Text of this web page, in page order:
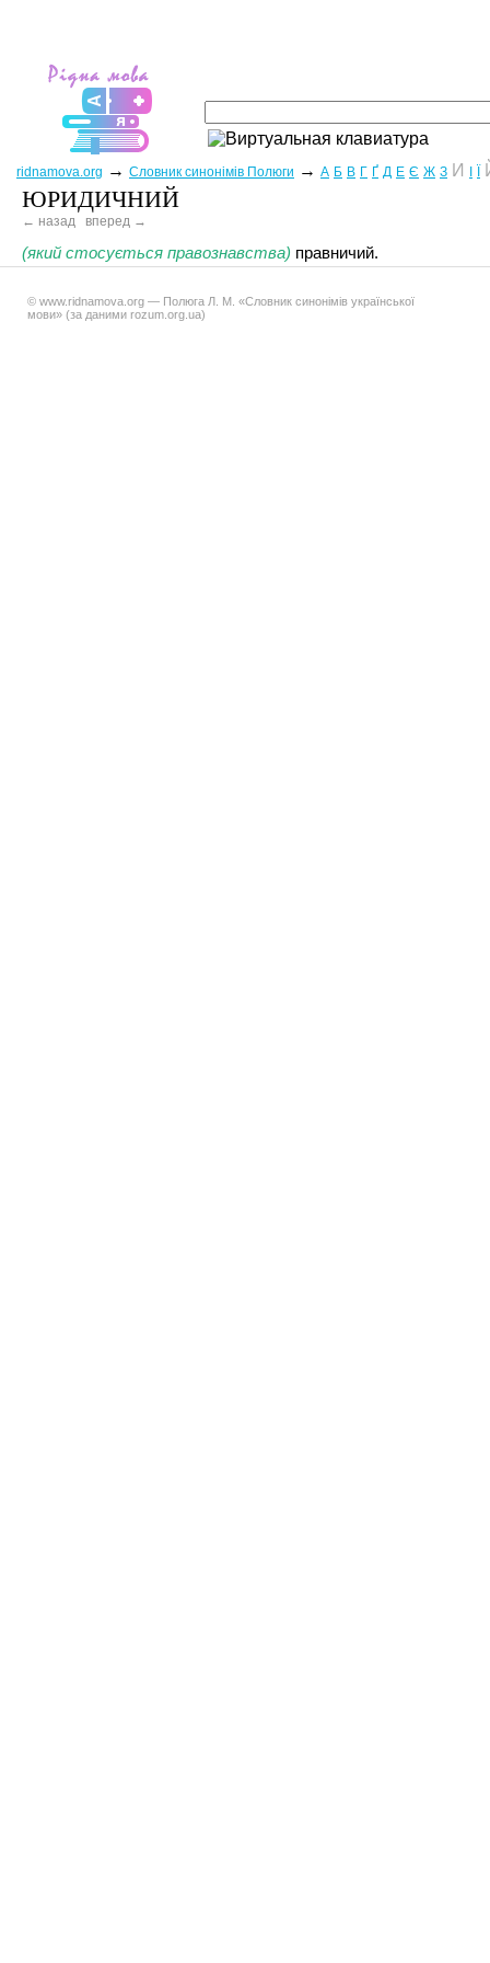
ridnamova.org → Словник синонімів Полюги → А Б В Г Ґ Д Е Є Ж З И
ЮРИДИЧНИЙ
← назад вперед →
(який стосується правознавства) правничий.
© www.ridnamova.org — Полюга Л. М. «Словник синонімів української
мови» (за даними rozum.org.ua)